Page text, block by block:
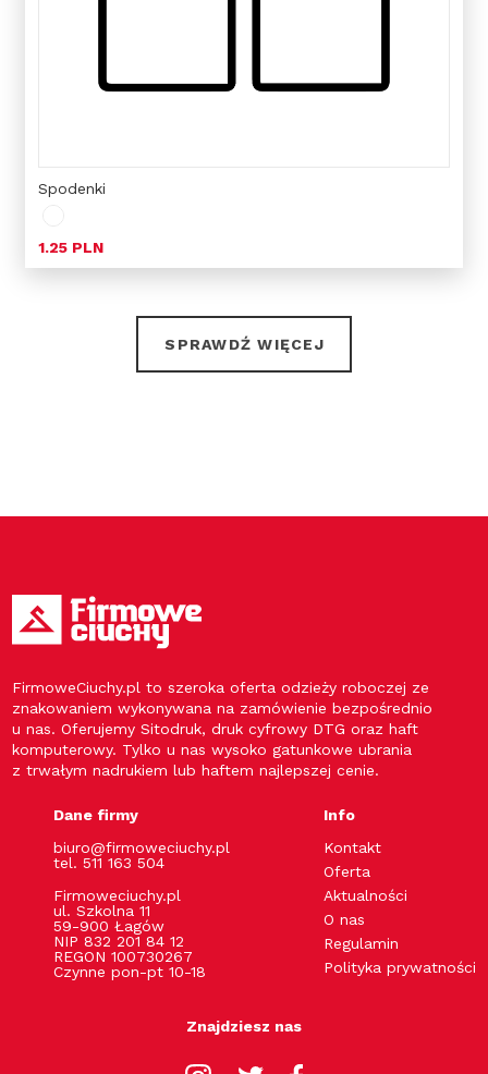
Spodenki
1.25 PLN
SPRAWDŹ WIĘCEJ
FirmoweCiuchy.pl to szeroka oferta odzieży roboczej ze
znakowaniem wykonywana na zamówienie bezpośrednio
u nas. Oferujemy Sitodruk, druk cyfrowy DTG oraz haft
komputerowy. Tylko u nas wysoko gatunkowe ubrania
z trwałym nadrukiem lub haftem najlepszej cenie.
Dane firmy
biuro@firmoweciuchy.pl
tel. 511 163 504
Firmoweciuchy.pl
ul. Szkolna 11
59-900 Łagów
NIP 832 201 84 12
REGON 100730267
Czynne pon-pt 10-18
Info
Kontakt
Oferta
Aktualności
O nas
Regulamin
Polityka prywatności
Znajdziesz nas